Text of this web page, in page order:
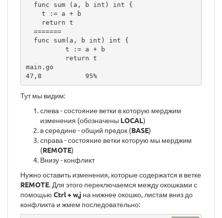
main.go
47,8           95%
Тут мы видим:
слева - состояние ветки в которую мерджим
изменения (обозначены LOCAL)
в середине - общий предок (BASE)
справа - состояние ветки которую мы мерджим
(REMOTE)
Внизу - конфликт
Нужно оставить изменения, которые содержатся в ветке
REMOTE. Для этого переключаемся между окошками с
помощью Ctrl + w,j на нижнее окошко, листам вниз до
конфликта и жмем последовательно: